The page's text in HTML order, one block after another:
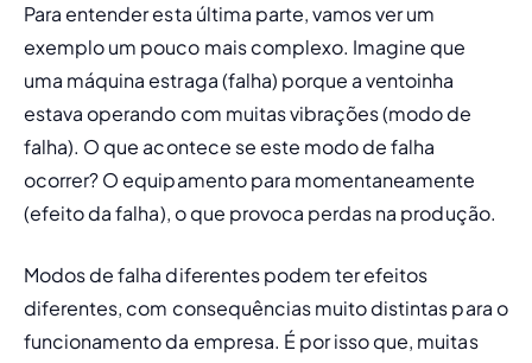
Para entender esta última parte, vamos ver um
exemplo um pouco mais complexo. Imagine que
uma máquina estraga (falha) porque a ventoinha
estava operando com muitas vibrações (modo de
falha). O que acontece se este modo de falha
ocorrer? O equipamento para momentaneamente
(efeito da falha), o que provoca perdas na produção.
Modos de falha diferentes podem ter efeitos
diferentes, com consequências muito distintas para o
funcionamento da empresa. É por isso que, muitas